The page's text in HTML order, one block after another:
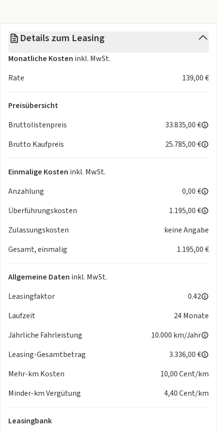
- Seitenairbags vorn
- Gurtanlegekontrolle
Komfort & Klima:
- ISOFIX Kindersitzbefestigung
- Zentralverriegelung mit Fernbedienung
- ATA / Aussentemperaturanzeige
- Colorglas
- Heckscheibenwischer
- Scheibenwaschdüsen beheizt
- Sitzhöhen- / Lenkradverstellung
Reifen & Felgen:
Interieur & Design:
- Multifunktionslenkrad
- Bedienelemente am Lenkrad
Gepäck- / Ladehilfen:
- Laderaumabdeckung
- E10 geeignet
- Start/Stopp Automatic
Weitere Informationen:
Zwischenverkauf und Irrtümer vorbehalten. Die
Details zum Leasing
Monatliche Kosten inkl. MwSt.
Rate
139,00 €
Preisübersicht
Bruttolistenpreis
33.835,00 €
Brutto Kaufpreis
25.785,00 €
Einmalige Kosten inkl. MwSt.
Anzahlung
0,00 €
Überführungskosten
1.195,00 €
Zulassungskosten
keine Angabe
Gesamt, einmalig
1.195,00 €
Allgemeine Daten inkl. MwSt.
Leasingfaktor
0.42
Laufzeit
24 Monate
Jährliche Fahrleistung
10.000 km/Jahr
Leasing-Gesamtbetrag
3.336,00 €
Mehr-km Kosten
10,00 Cent/km
Minder-km Vergütung
4,40 Cent/km
Leasingbank